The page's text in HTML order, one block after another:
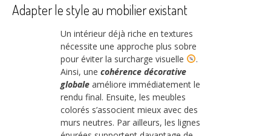
Adapter le style au mobilier existant
Un intérieur déjà riche en textures
nécessite une approche plus sobre
pour éviter la surcharge visuelle
.
Ainsi, une cohérence décorative
globale améliore immédiatement le
rendu final. Ensuite, les meubles
colorés s’associent mieux avec des
murs neutres. Par ailleurs, les lignes